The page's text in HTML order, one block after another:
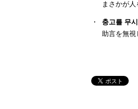
まさかが人
・ 충고를 무
助言を無視